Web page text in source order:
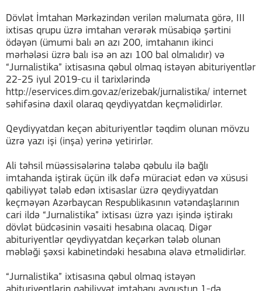
Dövlət İmtahan Mərkəzindən verilən məlumata görə, III
ixtisas qrupu üzrə imtahan verərək müsabiqə şərtini
ödəyən (ümumi balı ən azı 200, imtahanın ikinci
mərhələsi üzrə balı isə ən azı 100 bal olmalıdır) və
“Jurnalistika” ixtisasına qəbul olmaq istəyən abituriyentlər
22-25 iyul 2019-cu il tarixlərində
http://eservices.dim.gov.az/erizebak/jurnalistika/ internet
səhifəsinə daxil olaraq qeydiyyatdan keçməlidirlər.
Qeydiyyatdan keçən abituriyentlər təqdim olunan mövzu
üzrə yazı işi (inşa) yerinə yetirirlər.
Ali təhsil müəssisələrinə tələbə qəbulu ilə bağlı
imtahanda iştirak üçün ilk dəfə müraciət edən və xüsusi
qabiliyyət tələb edən ixtisaslar üzrə qeydiyyatdan
keçməyən Azərbaycan Respublikasının vətəndaşlarının
cari ildə “Jurnalistika” ixtisası üzrə yazı işində iştirakı
dövlət büdcəsinin vəsaiti hesabına olacaq. Digər
abituriyentlər qeydiyyatdan keçərkən tələb olunan
məbləği şəxsi kabinetindəki hesabına əlavə etməlidirlər.
“Jurnalistika” ixtisasına qəbul olmaq istəyən